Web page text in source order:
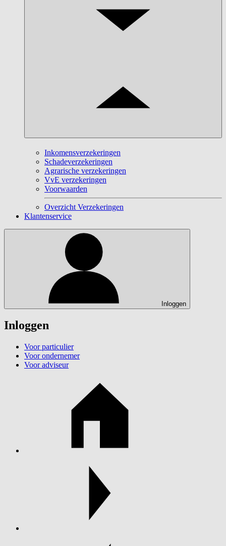
Inkomensverzekeringen
Schadeverzekeringen
Agrarische verzekeringen
VvE verzekeringen
Voorwaarden
Overzicht Verzekeringen
Klantenservice
Inloggen
Inloggen
Voor particulier
Voor ondernemer
Voor adviseur